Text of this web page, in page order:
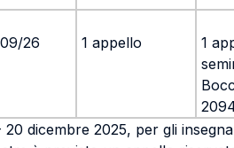
26 1 appello
1
dicembre 2025, per gli